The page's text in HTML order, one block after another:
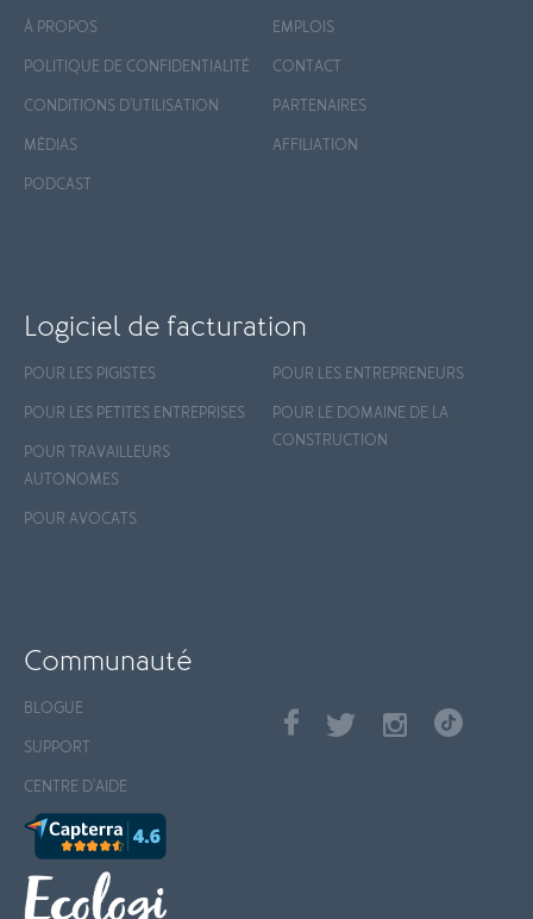
À PROPOS
POLITIQUE DE CONFIDENTIALITÉ
CONDITIONS D'UTILISATION
MÉDIAS
PODCAST
EMPLOIS
CONTACT
PARTENAIRES
AFFILIATION
Logiciel de facturation
POUR LES PIGISTES
POUR LES PETITES ENTREPRISES
POUR TRAVAILLEURS
AUTONOMES
POUR AVOCATS
POUR LES ENTREPRENEURS
POUR LE DOMAINE DE LA
CONSTRUCTION
Communauté
BLOGUE
SUPPORT
CENTRE D'AIDE